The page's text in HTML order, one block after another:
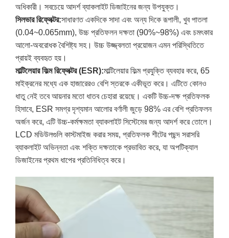
অধিকারী। সবচেয়ে আদর্শ ব্যাকলাইট ডিজাইনের জন্য উপযুক্ত।
সিলভার রিফ্লেক্টর:সাধারণত একদিকে সাদা এবং অন্য দিকে রূপালী, খুব পাতলা
(0.04~0.065mm), উচ্চ প্রতিফলন দক্ষতা (90%~98%) এবং চমৎকার
আলো-অবরোধক বৈশিষ্ট্য সহ। উচ্চ উজ্জ্বলতা প্রয়োজন এমন পরিস্থিতিতে
প্রায়ই ব্যবহৃত হয়।
মাল্টিলেয়ার ফিল্ম রিফ্লেক্টর (ESR):মাল্টিলেয়ার ফিল্ম প্রযুক্তি ব্যবহার করে, 65
মাইক্রনের মধ্যে এক হাজারেরও বেশি স্তরকে একীভূত করে। এটিতে কোনও
ধাতু নেই তবে আয়নার মতো ধাতব চেহারা রয়েছে। একটি উচ্চ-দক্ষ প্রতিফলক
হিসাবে, ESR সমগ্র দৃশ্যমান আলোর বর্ণালী জুড়ে 98% এর বেশি প্রতিফলন
অর্জন করে, এটি উচ্চ-কর্মক্ষমতা ব্যাকলাইট সিস্টেমের জন্য আদর্শ করে তোলে।
LCD মডিউলগুলি কাস্টমাইজ করার সময়, প্রতিফলক শীটের পছন্দ সরাসরি
ব্যাকলাইট অভিন্নতা এবং শক্তি দক্ষতাকে প্রভাবিত করে, যা অপটিক্যাল
ডিজাইনের প্রথম ধাপের প্রতিনিধিত্ব করে।